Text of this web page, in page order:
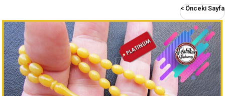
< Önceki Sayfa